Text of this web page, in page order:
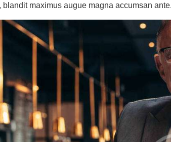
maximus augue magna accumsan